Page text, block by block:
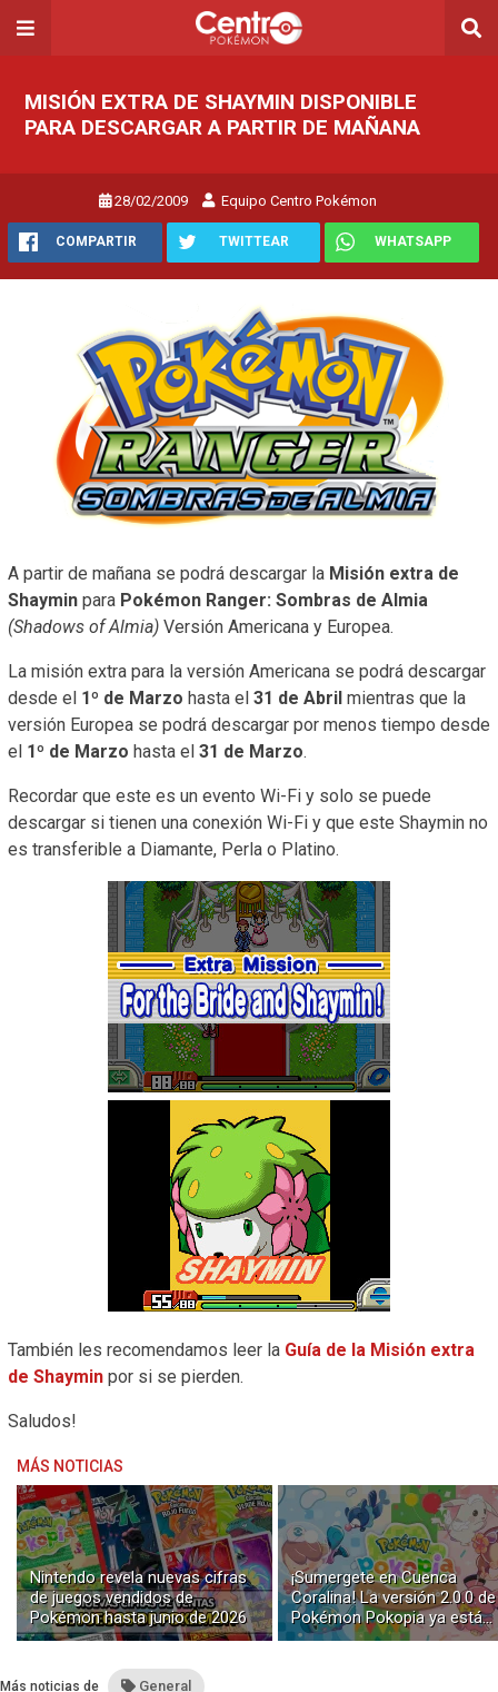
MISIÓN EXTRA DE SHAYMIN DISPONIBLE
PARA DESCARGAR A PARTIR DE MAÑANA
28/02/2009 Equipo Centro Pokémon
COMPARTIR TWITTEAR WHATSAPP
A partir de mañana se podrá descargar la Misión extra de
Shaymin para Pokémon Ranger: Sombras de Almia
(Shadows of Almia) Versión Americana y Europea.
La misión extra para la versión Americana se podrá descargar
desde el 1º de Marzo hasta el 31 de Abril mientras que la
versión Europea se podrá descargar por menos tiempo desde
el 1º de Marzo hasta el 31 de Marzo.
Recordar que este es un evento Wi-Fi y solo se puede
descargar si tienen una conexión Wi-Fi y que este Shaymin no
es transferible a Diamante, Perla o Platino.
También les recomendamos leer la Guía de la Misión extra
de Shaymin por si se pierden.
Saludos!
MÁS NOTICIAS
Nintendo revela nuevas cifras
de juegos vendidos de
Pokémon hasta junio de 2026
¡Sumergete en Cuenca
Coralina! La versión 2.0.0 de
Pokémon Pokopia ya está
disponible con buceo y
Más noticias de General